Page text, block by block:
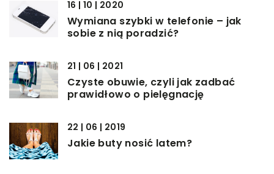
16 | 10 | 2020
Wymiana szybki w telefonie – jak
sobie z nią poradzić?
21 | 06 | 2021
Czyste obuwie, czyli jak zadbać
prawidłowo o pielęgnację
22 | 06 | 2019
Jakie buty nosić latem?